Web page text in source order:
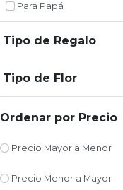
Para Papá
Tipo de Regalo
Tipo de Flor
Ordenar por Precio
Precio Mayor a Menor
Precio Menor a Mayor